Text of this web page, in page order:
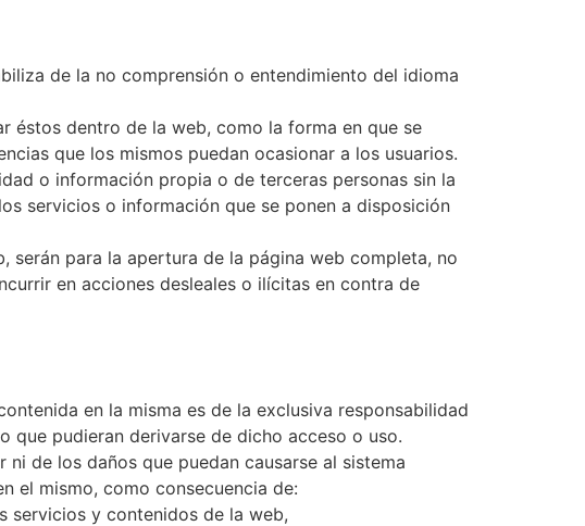
de la no comprensión o entendimiento del idioma
éstos dentro de la web, como la forma en que se
que los mismos puedan ocasionar a los usuarios.
o información propia o de terceras personas sin la
servicios o información que se ponen a disposición
serán para la apertura de la página web completa, no
en acciones desleales o ilícitas en contra de
en la misma es de la exclusiva responsabilidad
que pudieran derivarse de dicho acceso o uso.
de los daños que puedan causarse al sistema
el mismo, como consecuencia de:
servicios y contenidos de la web,